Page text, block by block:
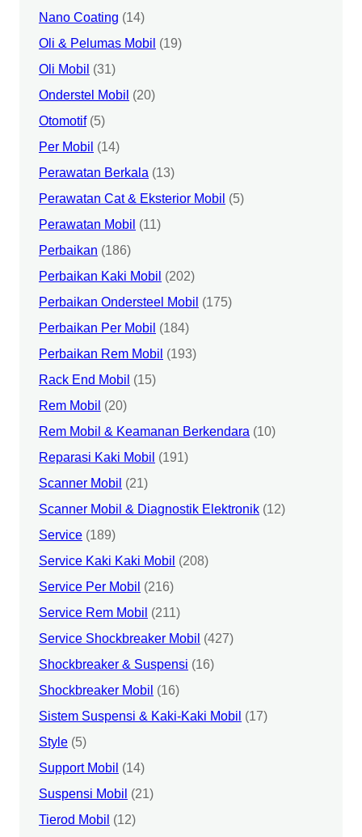
Nano Coating (14)
Oli & Pelumas Mobil (19)
Oli Mobil (31)
Onderstel Mobil (20)
Otomotif(5)
Per Mobil (14)
Perawatan Berkala (13)
Perawatan Cat & Eksterior Mobil (5)
Perawatan Mobil (11)
Perbaikan (186)
Perbaikan Kaki Mobil (202)
Perbaikan Ondersteel Mobil (175)
Perbaikan Per Mobil (184)
Perbaikan Rem Mobil (193)
Rack End Mobil (15)
Rem Mobil (20)
Rem Mobil & Keamanan Berkendara (10)
Reparasi Kaki Mobil (191)
Scanner Mobil (21)
Scanner Mobil & Diagnostik Elektronik (12)
Service (189)
Service Kaki Kaki Mobil (208)
Service Per Mobil (216)
Service Rem Mobil (211)
Service Shockbreaker Mobil (427)
Shockbreaker & Suspensi (16)
Shockbreaker Mobil (16)
Sistem Suspensi & Kaki-Kaki Mobil (17)
Style (5)
Support Mobil (14)
Suspensi Mobil (21)
Tierod Mobil (12)